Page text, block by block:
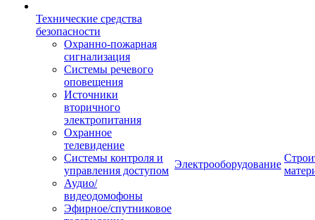
Технические средства
безопасности
Охранно-пожарная
сигнализация
Системы речевого
оповещения
Источники
вторичного
электропитания
Охранное
телевидение
Системы контроля и
управления доступом
Аудио/
видеодомофоны
Эфирное/спутниковое
Электрооборудование